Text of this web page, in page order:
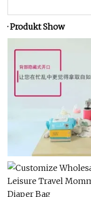
· Produkt Show